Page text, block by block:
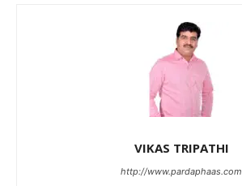
VIKAS TRIPATHI
http://www.pardaphaas.com